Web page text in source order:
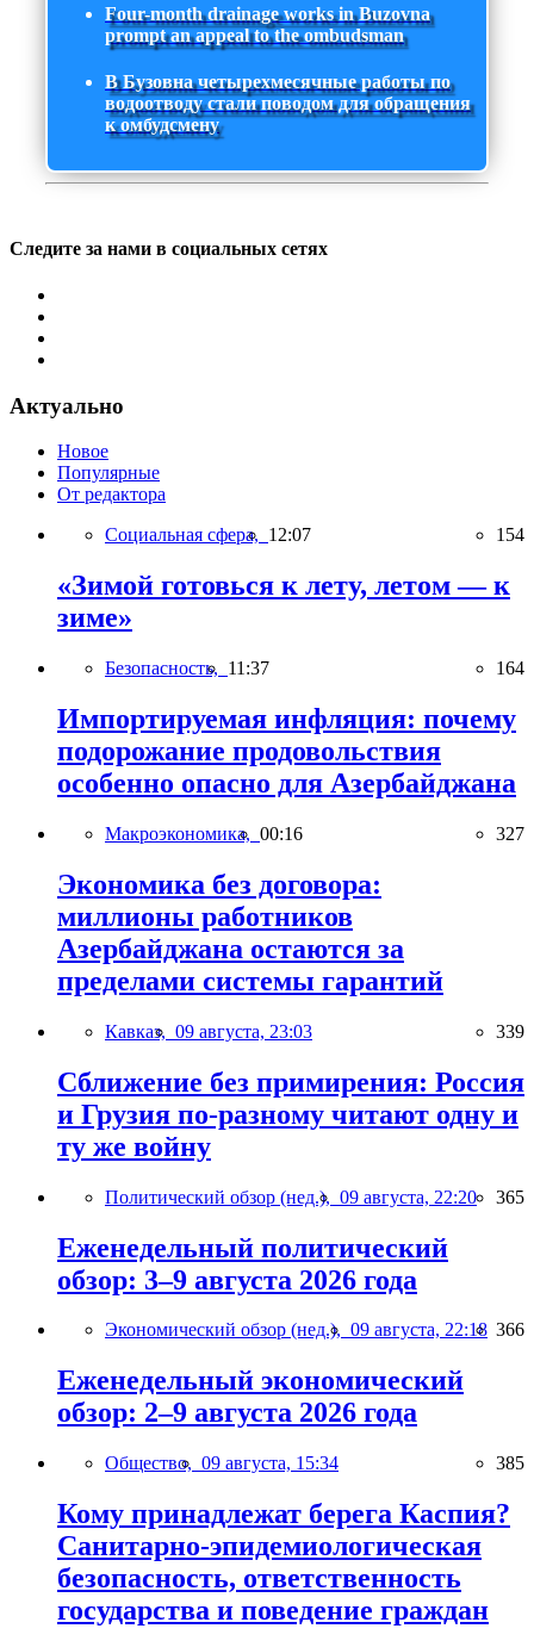
Four-month drainage works in Buzovna
prompt an appeal to the ombudsman
В Бузовна четырехмесячные работы по
водоотводу стали поводом для обращения
к омбудсмену
Следите за нами в социальных сетях
Актуально
Новое
Популярные
От редактора
Социальная сфера, 12:07 154
«Зимой готовься к лету, летом — к
зиме»
Безопасность, 11:37 164
Импортируемая инфляция: почему
подорожание продовольствия
особенно опасно для Азербайджана
Макроэкономика, 00:16 327
Экономика без договора:
миллионы работников
Азербайджана остаются за
пределами системы гарантий
Кавказ, 09 августа, 23:03 339
Сближение без примирения: Россия
и Грузия по-разному читают одну и
ту же войну
Политический обзор (нед.), 09 августа, 22:20 365
Еженедельный политический
обзор: 3–9 августа 2026 года
Экономический обзор (нед.), 09 августа, 22:18 366
Еженедельный экономический
обзор: 2–9 августа 2026 года
Общество, 09 августа, 15:34 385
Кому принадлежат берега Каспия?
Санитарно-эпидемиологическая
безопасность, ответственность
государства и поведение граждан